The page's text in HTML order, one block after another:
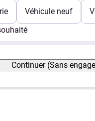
Véhicule neuf
Continuer (Sans